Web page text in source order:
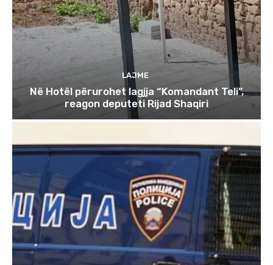
LAJME
Në Hotël përurohet lagjja “Komandant Teli”,
reagon deputeti Rijad Shaqiri